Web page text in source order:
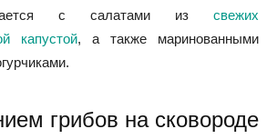
с салатами из свежих
капустой, а также маринованными
грибов на сковороде